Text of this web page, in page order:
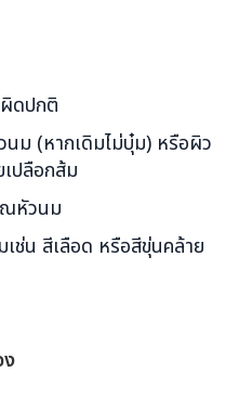
ดปกติ
ม (หากเดิมไม่บุ๋ม) หรือผิว
ปลือกส้ม
ณหัวนม
ช่น สีเลือด หรือสีขุ่นคล้าย